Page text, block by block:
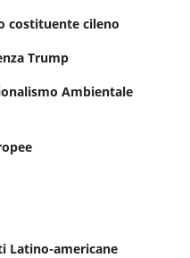
costituente cileno
Trump
Ambientale
Latino-americane